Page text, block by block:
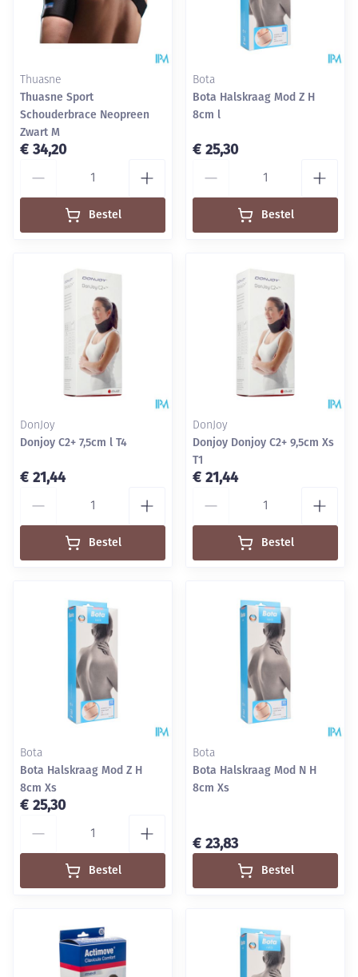
Thuasne
Thuasne Sport
Schouderbrace Neopreen
Zwart M
€ 34,20
Bestel
Bota
Bota Halskraag Mod Z H
8cm l
€ 25,30
Bestel
DonJoy
Donjoy C2+ 7,5cm l T4
€ 21,44
Bestel
DonJoy
Donjoy Donjoy C2+ 9,5cm Xs
T1
€ 21,44
Bestel
Bota
Bota Halskraag Mod Z H
8cm Xs
€ 25,30
Bestel
Bota
Bota Halskraag Mod N H
8cm Xs
€ 23,83
Bestel